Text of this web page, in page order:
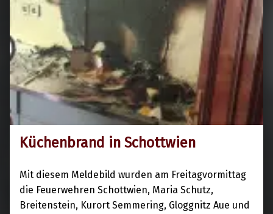
Küchenbrand in Schottwien
Mit diesem Meldebild wurden am Freitagvormittag
die Feuerwehren Schottwien, Maria Schutz,
Breitenstein, Kurort Semmering, Gloggnitz Aue und